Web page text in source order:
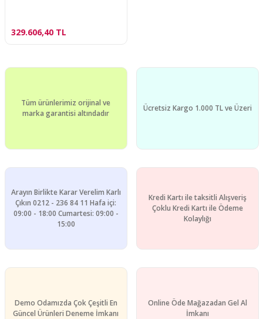
329.606,40 TL
Tüm ürünlerimiz orijinal ve
marka garantisi altındadır
Ücretsiz Kargo 1.000 TL ve Üzeri
Arayın Birlikte Karar Verelim Karlı
Çıkın 0212 - 236 84 11 Hafa içi:
09:00 - 18:00 Cumartesi: 09:00 -
15:00
Kredi Kartı ile taksitli Alışveriş
Çoklu Kredi Kartı ile Ödeme
Kolaylığı
Demo Odamızda Çok Çeşitli En
Güncel Ürünleri Deneme İmkanı
Online Öde Mağazadan Gel Al
İmkanı